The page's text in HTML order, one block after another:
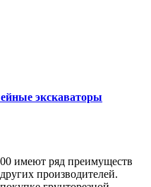
экскаваторы
имеют ряд преимуществ
производителей.